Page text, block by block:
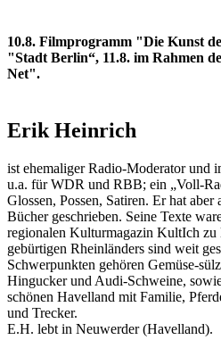
10.8. Filmprogramm "Die Kunst
"Stadt Berlin“, 11.8. im Rahmen
Net".
Erik Heinrich
ist ehemaliger Radio-Moderator und
u.a. für WDR und RBB; ein „Voll-
Glossen, Possen, Satiren. Er hat
Bücher geschrieben. Seine Texte
regionalen Kulturmagazin KultIch zu
gebürtigen Rheinländers sind weit
Schwerpunkten gehören Gemüse-
Hingucker und Audi-Schweine,
schönen Havelland mit Familie,
und Trecker.
E.H. lebt in Neuwerder (Havelland).